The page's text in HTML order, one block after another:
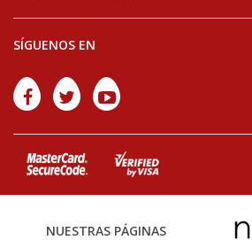
SÍGUENOS EN
NUESTRAS PÁGINAS